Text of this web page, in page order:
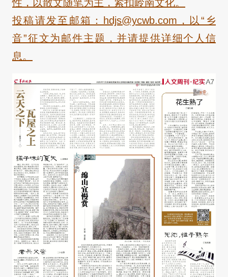
性，以散文随笔为主，紧扣岭南文化。
投稿请发至邮箱：hdjs@ycwb.com，以“乡
音”征文为邮件主题，并请提供详细个人信
息。